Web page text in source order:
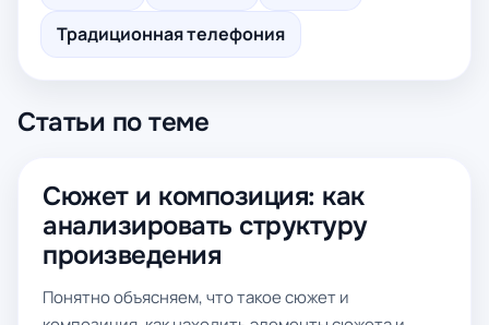
Традиционная телефония
Статьи по теме
Сюжет и композиция: как
анализировать структуру
произведения
Понятно объясняем, что такое сюжет и